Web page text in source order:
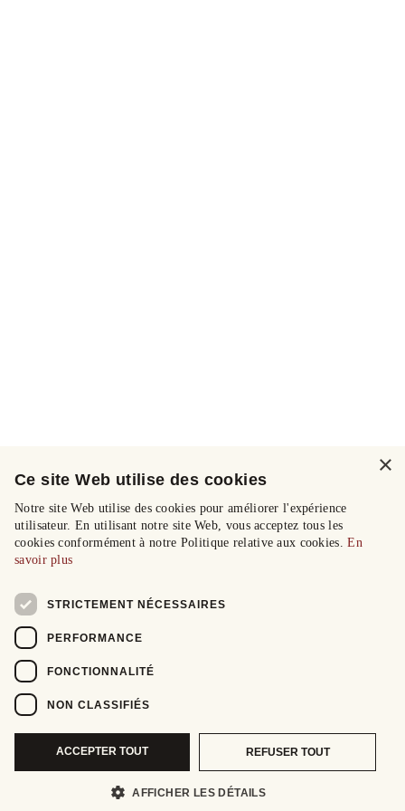
×
Ce site Web utilise des cookies
Notre site Web utilise des cookies pour améliorer l'expérience
utilisateur. En utilisant notre site Web, vous acceptez tous les
cookies conformément à notre Politique relative aux cookies.En
savoir plus
STRICTEMENT NÉCESSAIRES
PERFORMANCE
FONCTIONNALITÉ
NON CLASSIFIÉS
ACCEPTER TOUT REFUSER TOUT
AFFICHER LES DÉTAILS